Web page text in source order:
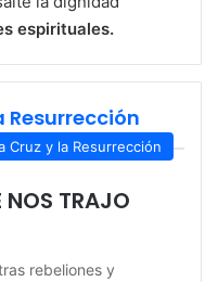
espirituales.
Resurrección
Cruz y la Resurrección
NOS TRAJO
rebeliones y